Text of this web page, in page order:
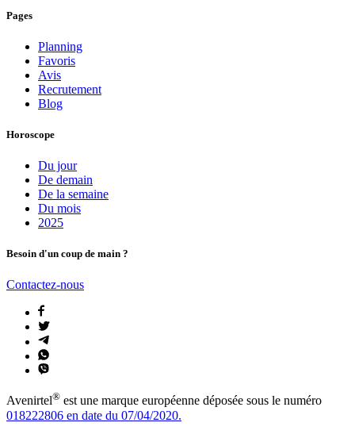
Pages
Planning
Favoris
Avis
Recrutement
Blog
Horoscope
Du jour
De demain
De la semaine
Du mois
2025
Besoin d'un coup de main ?
Contactez-nous
Avenirtel® est une marque européenne déposée sous le numéro
018222806 en date du 07/04/2020.